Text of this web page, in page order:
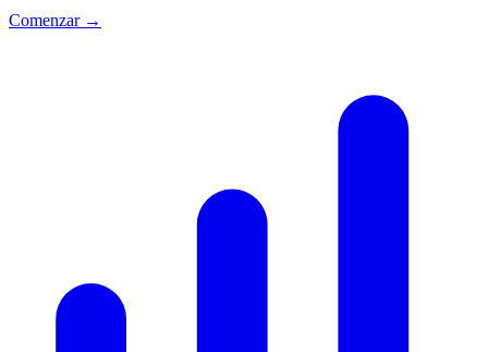
Comenzar →